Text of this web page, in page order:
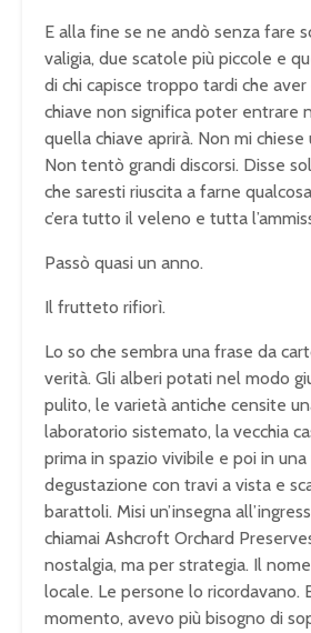
E alla fine se ne andò senza fare
valigia, due scatole più piccole e
di chi capisce troppo tardi che
chiave non significa poter entrare
quella chiave aprirà. Non mi
Non tentò grandi discorsi. Disse
che saresti riuscita a farne
c’era tutto il veleno e tutta
Passò quasi un anno.
Il frutteto rifiorì.
Lo so che sembra una frase da
verità. Gli alberi potati nel modo
pulito, le varietà antiche censite
laboratorio sistemato, la vecchia
prima in spazio vivibile e poi in una
degustazione con travi a vista e
barattoli. Misi un’insegna
chiamai Ashcroft Orchard
nostalgia, ma per strategia. Il
locale. Le persone lo ricordavano.
momento, avevo più bisogno di